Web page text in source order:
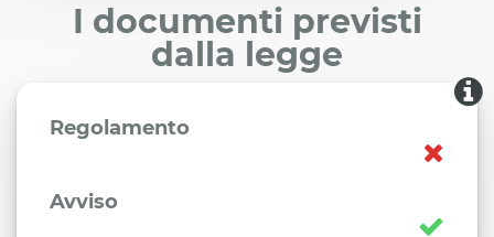
I documenti previsti
dalla legge
Regolamento
Avviso